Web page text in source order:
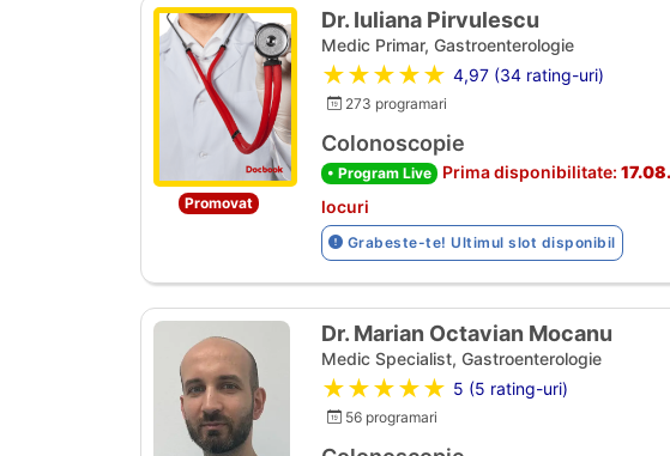
Promovat
Dr. Iuliana Pirvulescu
Medic Primar, Gastroenterologie
★★★★★ 4,97 (34 rating-uri)
273 programari
Colonoscopie
• Program Live Prima disponibilitate:
locuri
Grabeste-te! Ultimul slot disponibil
Dr. Marian Octavian Mocanu
Medic Specialist, Gastroenterologie
★★★★★ 5 (5 rating-uri)
56 programari